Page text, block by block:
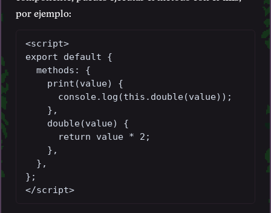
por ejemplo:
<script>
export default {
  methods: {
    print(value) {
      console.log(this.double(value));
    },
    double(value) {
      return value * 2;
    },
  },
};
</script>